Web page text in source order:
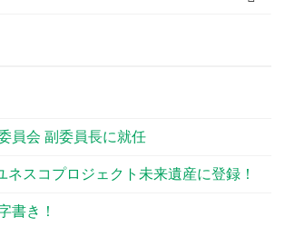
員会 副委員長に就任
スコプロジェクト未来遺産に登録！
書き！